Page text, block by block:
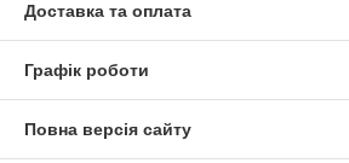
Доставка та оплата
Графік роботи
Повна версія сайту